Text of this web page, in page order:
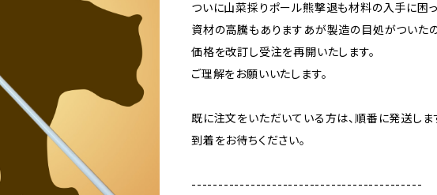
ついに山菜採りポール熊撃退も材料の入手に困っ
資材の高騰もありますあが製造の目処がついた
価格を改訂し受注を再開いたします。
ご理解をお願いいたします。
既に注文をいただいている方は、順番に発送しま
到着をお待ちください。
-------------------------------------------